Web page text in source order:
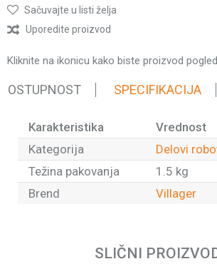
Sačuvajte u listi želja
Uporedite proizvod
Kliknite na ikonicu kako biste proizvod
SPECIFIKACIJA
Karakteristika
Vrednost
Kategorija
Delovi
Težina pakovanja
1.5 kg
Brend
Villager
SLIČNI